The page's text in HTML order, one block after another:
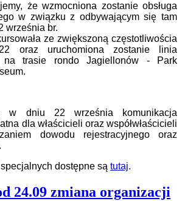
że wzmocniona zostanie obsługa
w związku z odbywającym się tam
września br.
ze zwiększoną częstotliwościa
oraz uruchomiona zostanie linia
trasie rondo Jagiellonów - Park
w dniu 22 września komunikacja
dla właścicieli oraz współwłaścicieli
dowodu rejestracyjnego oraz
dostępne są tutaj.
24.09 zmiana organizacji